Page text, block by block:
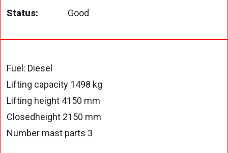
Status:
Good
Fuel: Diesel
Lifting capacity 1498 kg
Lifting height 4150 mm
Closedheight 2150 mm
Number mast parts 3